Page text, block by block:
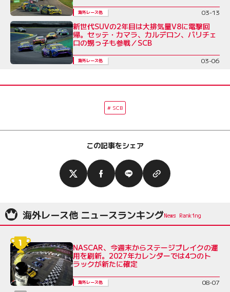
海外レース他 03-13
新世代SUVの2年目は大排気量V8に電撃回
帰。セッテ・カマラ、カルデロン、バリチェ
ロの甥っ子も参戦／SCB
海外レース他 03-06
SCB
この記事をシェア
海外レース他 ニュースランキング
NASCAR、今週末からステージブレイクの運
用を刷新。2027年カレンダーでは4つのト
ラックが新たに確定
海外レース他 08-07